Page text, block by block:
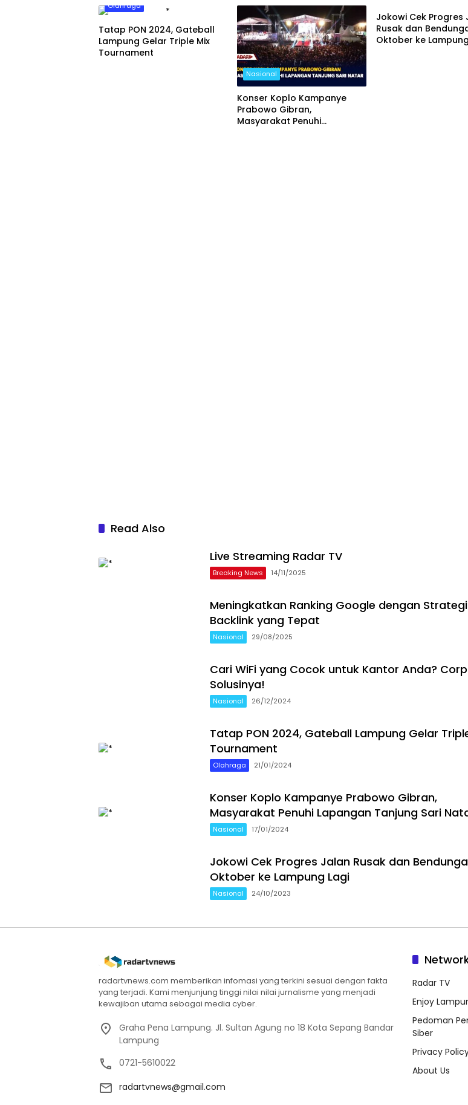
Olahraga
Tatap PON 2024, Gateball
Lampung Gelar Triple Mix
Tournament
Nasional
Konser Koplo Kampanye
Prabowo Gibran,
Masyarakat Penuhi
Jokowi Cek Progres
Rusak dan
Oktober ke
Read Also
Live Streaming Radar TV
Breaking News 14/11/2025
Meningkatkan Ranking Google dengan Strategi
Backlink yang Tepat
Nasional 29/08/2025
Cari WiFi yang Cocok untuk Kantor Anda?
Solusinya!
Nasional 26/12/2024
Tatap PON 2024, Gateball Lampung Gelar
Tournament
Olahraga 21/01/2024
Konser Koplo Kampanye Prabowo Gibran,
Masyarakat Penuhi Lapangan Tanjung Sari
Nasional 17/01/2024
Jokowi Cek Progres Jalan Rusak dan
Oktober ke Lampung Lagi
Nasional 24/10/2023
radartvnews.com memberikan infomasi yang terkini sesuai dengan fakta
yang terjadi. Kami menjunjung tinggi nilai nilai jurnalisme yang menjadi
kewajiban utama sebagai media cyber.
Graha Pena Lampung. Jl. Sultan Agung no 18 Kota Sepang Bandar
Lampung
0721-5610022
radartvnews@gmail.com
Radar TV
Enjoy
Pedoman
Siber
Privacy
About Us